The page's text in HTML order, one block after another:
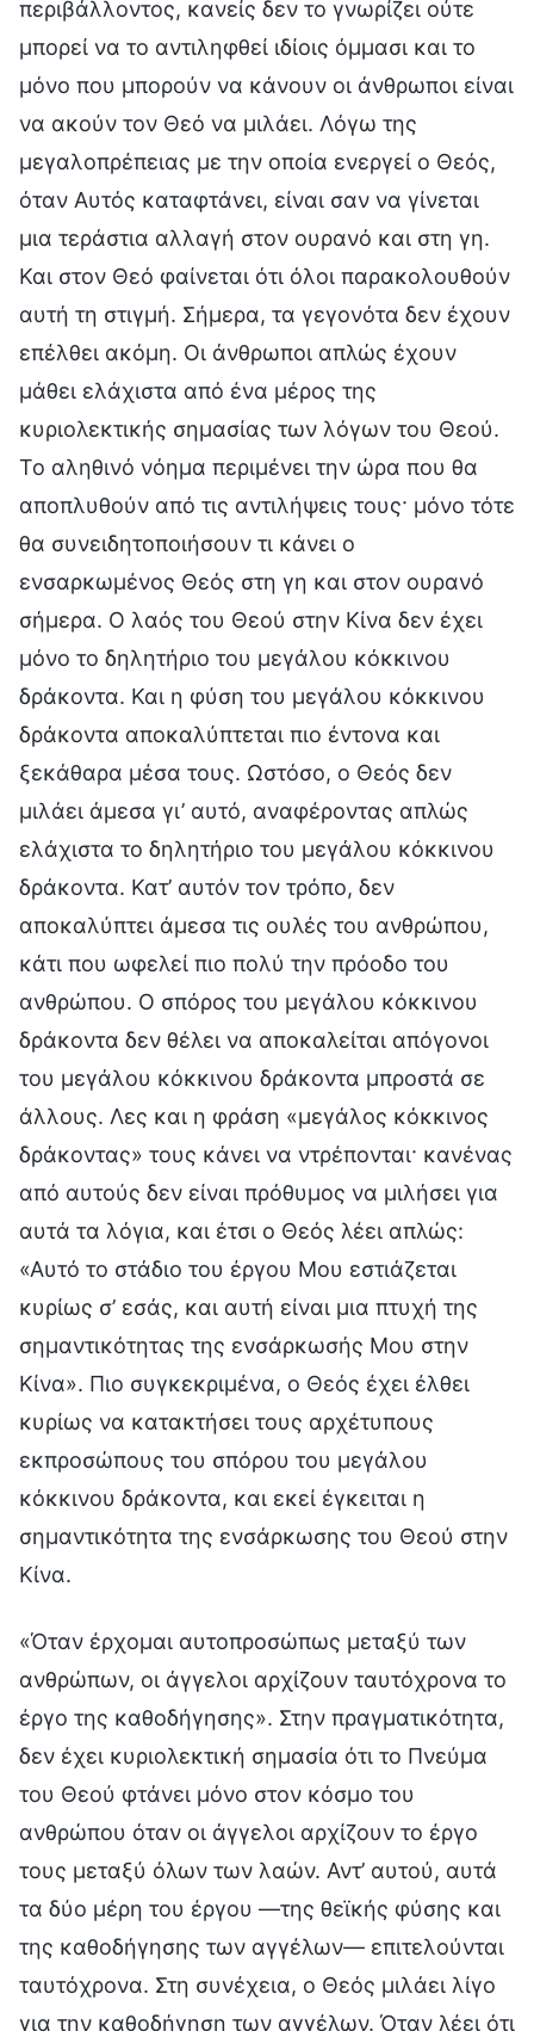
περιβάλλοντος, κανείς δεν το γνωρίζει ούτε
μπορεί να το αντιληφθεί ιδίοις όμμασι και το
μόνο που μπορούν να κάνουν οι άνθρωποι είναι
να ακούν τον Θεό να μιλάει. Λόγω της
μεγαλοπρέπειας με την οποία ενεργεί ο Θεός,
όταν Αυτός καταφτάνει, είναι σαν να γίνεται
μια τεράστια αλλαγή στον ουρανό και στη γη.
Και στον Θεό φαίνεται ότι όλοι παρακολουθούν
αυτή τη στιγμή. Σήμερα, τα γεγονότα δεν έχουν
επέλθει ακόμη. Οι άνθρωποι απλώς έχουν
μάθει ελάχιστα από ένα μέρος της
κυριολεκτικής σημασίας των λόγων του Θεού.
Το αληθινό νόημα περιμένει την ώρα που θα
αποπλυθούν από τις αντιλήψεις τους· μόνο τότε
θα συνειδητοποιήσουν τι κάνει ο
ενσαρκωμένος Θεός στη γη και στον ουρανό
σήμερα. Ο λαός του Θεού στην Κίνα δεν έχει
μόνο το δηλητήριο του μεγάλου κόκκινου
δράκοντα. Και η φύση του μεγάλου κόκκινου
δράκοντα αποκαλύπτεται πιο έντονα και
ξεκάθαρα μέσα τους. Ωστόσο, ο Θεός δεν
μιλάει άμεσα γι’ αυτό, αναφέροντας απλώς
ελάχιστα το δηλητήριο του μεγάλου κόκκινου
δράκοντα. Κατ’ αυτόν τον τρόπο, δεν
αποκαλύπτει άμεσα τις ουλές του ανθρώπου,
κάτι που ωφελεί πιο πολύ την πρόοδο του
ανθρώπου. Ο σπόρος του μεγάλου κόκκινου
δράκοντα δεν θέλει να αποκαλείται απόγονοι
του μεγάλου κόκκινου δράκοντα μπροστά σε
άλλους. Λες και η φράση «μεγάλος κόκκινος
δράκοντας» τους κάνει να ντρέπονται· κανένας
από αυτούς δεν είναι πρόθυμος να μιλήσει για
αυτά τα λόγια, και έτσι ο Θεός λέει απλώς:
«Αυτό το στάδιο του έργου Μου εστιάζεται
κυρίως σ’ εσάς, και αυτή είναι μια πτυχή της
σημαντικότητας της ενσάρκωσής Μου στην
Κίνα». Πιο συγκεκριμένα, ο Θεός έχει έλθει
κυρίως να κατακτήσει τους αρχέτυπους
εκπροσώπους του σπόρου του μεγάλου
κόκκινου δράκοντα, και εκεί έγκειται η
σημαντικότητα της ενσάρκωσης του Θεού στην
Κίνα.
«Όταν έρχομαι αυτοπροσώπως μεταξύ των
ανθρώπων, οι άγγελοι αρχίζουν ταυτόχρονα το
έργο της καθοδήγησης». Στην πραγματικότητα,
δεν έχει κυριολεκτική σημασία ότι το Πνεύμα
του Θεού φτάνει μόνο στον κόσμο του
ανθρώπου όταν οι άγγελοι αρχίζουν το έργο
τους μεταξύ όλων των λαών. Αντ’ αυτού, αυτά
τα δύο μέρη του έργου —της θεϊκής φύσης και
της καθοδήγησης των αγγέλων— επιτελούνται
ταυτόχρονα. Στη συνέχεια, ο Θεός μιλάει λίγο
για την καθοδήγηση των αγγέλων. Όταν λέει ότι